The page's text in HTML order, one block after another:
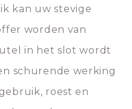
kan uw stevige
worden van
in het slot wordt
schurende werking
roest en